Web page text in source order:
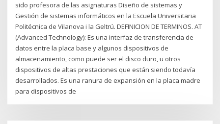
sido profesora de las asignaturas Diseño de sistemas y
Gestión de sistemas informáticos en la Escuela Universitaria
Politécnica de Vilanova i la Geltrú. DEFINICION DE TERMINOS. AT
(Advanced Technology): Es una interfaz de transferencia de
datos entre la placa base y algunos dispositivos de
almacenamiento, como puede ser el disco duro, u otros
dispositivos de altas prestaciones que están siendo todavía
desarrollados. Es una ranura de expansión en la placa madre
para dispositivos de